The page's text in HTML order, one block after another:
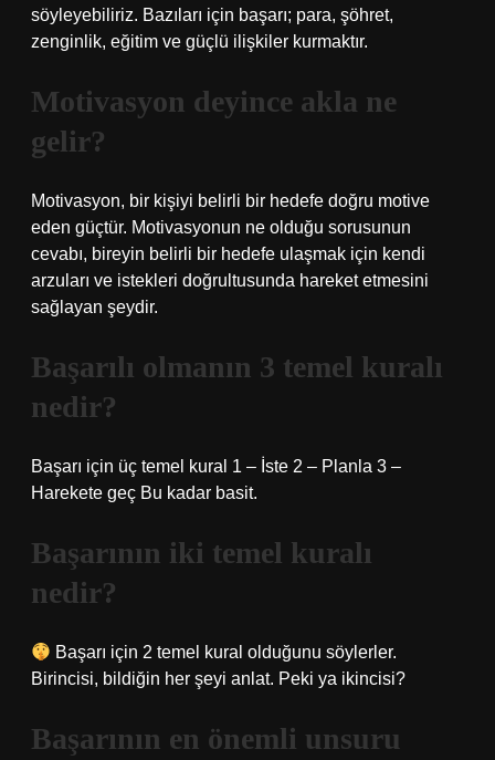
söyleyebiliriz. Bazıları için başarı; para, şöhret,
zenginlik, eğitim ve güçlü ilişkiler kurmaktır.
Motivasyon deyince akla ne
gelir?
Motivasyon, bir kişiyi belirli bir hedefe doğru motive
eden güçtür. Motivasyonun ne olduğu sorusunun
cevabı, bireyin belirli bir hedefe ulaşmak için kendi
arzuları ve istekleri doğrultusunda hareket etmesini
sağlayan şeydir.
Başarılı olmanın 3 temel kuralı
nedir?
Başarı için üç temel kural 1 – İste 2 – Planla 3 –
Harekete geç Bu kadar basit.
Başarının iki temel kuralı
nedir?
Başarı için 2 temel kural olduğunu söylerler.
Birincisi, bildiğin her şeyi anlat. Peki ya ikincisi?
Başarının en önemli unsuru